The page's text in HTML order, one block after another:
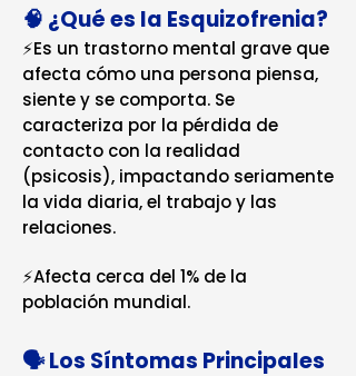
🧠 ¿Qué es la Esquizofrenia?
⚡Es un trastorno mental grave que
afecta cómo una persona piensa,
siente y se comporta. Se
caracteriza por la pérdida de
contacto con la realidad
(psicosis), impactando seriamente
la vida diaria, el trabajo y las
relaciones.
⚡Afecta cerca del 1% de la
población mundial.
🗣️ Los Síntomas Principales